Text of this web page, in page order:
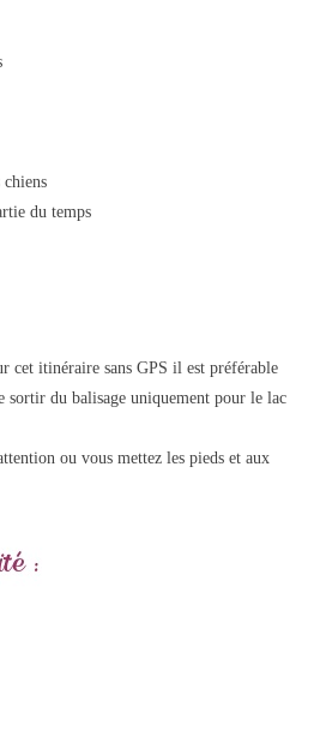
du temps
cet itinéraire sans GPS il est préférable
sortir du balisage uniquement pour le lac
ou vous mettez les pieds et aux